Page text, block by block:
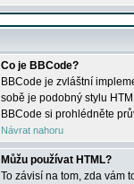
Co je BBCode?
BBCode je zvláštní
sobě je podobný stylu
BBCode si prohlédněte
Návrat nahoru
Můžu používat HTML?
To závisí na tom, zda vám